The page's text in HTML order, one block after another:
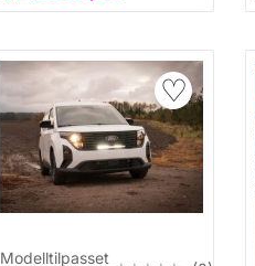
♡
Modelltilpasset